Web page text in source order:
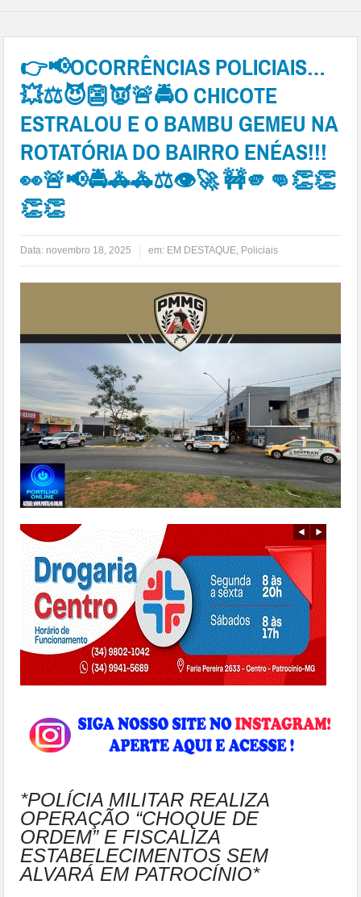
👉📢OCORRÊNCIAS POLICIAIS…
💥⚖😈👺👿🚨🚔O CHICOTE
ESTRALOU E O BAMBU GEMEU NA
ROTATÓRIA DO BAIRRO ENÉAS!!!
👀🚨📢🚔🚓🚓⚖👁🚀 🚧🫵👊👏👏
👏👏
Data: novembro 18, 2025 em: EM DESTAQUE, Policiais
*POLÍCIA MILITAR REALIZA
OPERAÇÃO “CHOQUE DE
ORDEM” E FISCALIZA
ESTABELECIMENTOS SEM
ALVARÁ EM PATROCÍNIO*